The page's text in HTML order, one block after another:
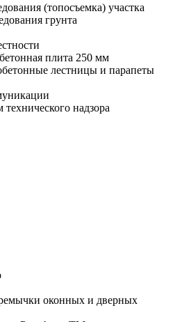
(топосъемка) участка
грунта
плита 250 мм
лестницы и парапеты
надзора
оконных и дверных